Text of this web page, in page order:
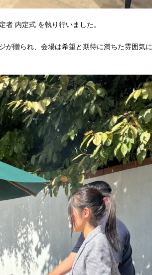
内定式 を執り行いました。
が贈られ、会場は希望と期待に満ちた雰囲気に